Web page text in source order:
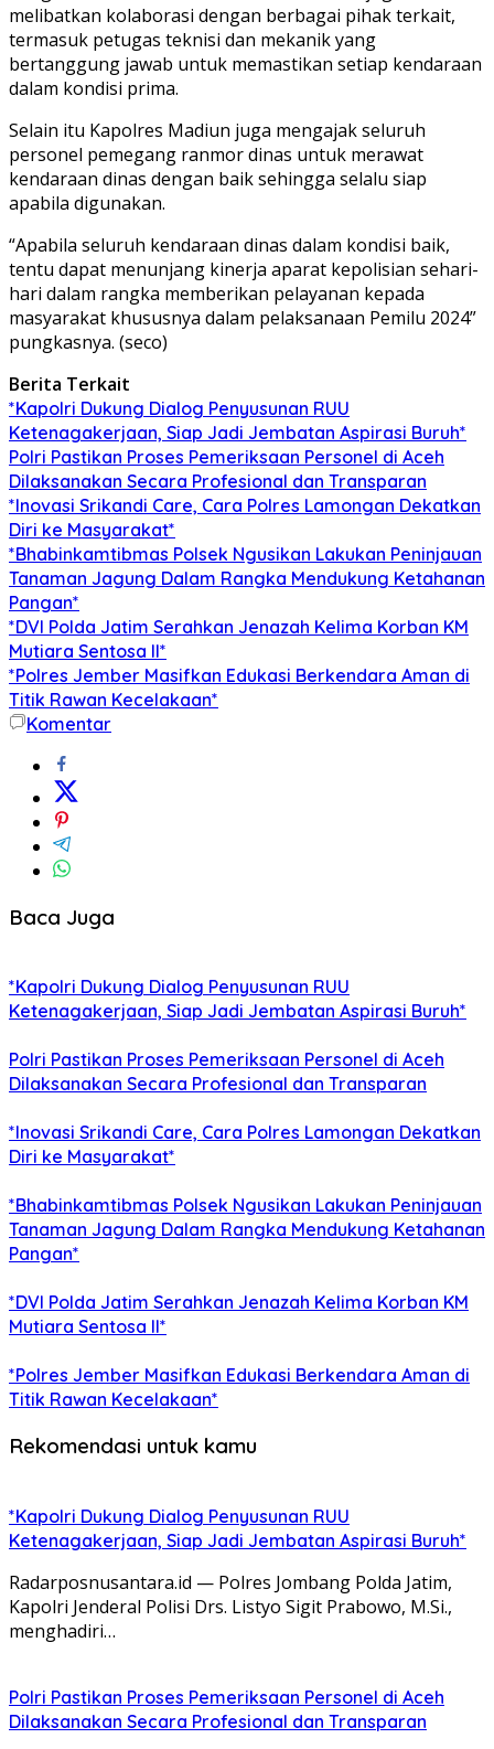
melibatkan kolaborasi dengan berbagai pihak terkait,
termasuk petugas teknisi dan mekanik yang
bertanggung jawab untuk memastikan setiap kendaraan
dalam kondisi prima.
Selain itu Kapolres Madiun juga mengajak seluruh
personel pemegang ranmor dinas untuk merawat
kendaraan dinas dengan baik sehingga selalu siap
apabila digunakan.
“Apabila seluruh kendaraan dinas dalam kondisi baik,
tentu dapat menunjang kinerja aparat kepolisian sehari-
hari dalam rangka memberikan pelayanan kepada
masyarakat khususnya dalam pelaksanaan Pemilu 2024”
pungkasnya. (seco)
Berita Terkait
*Kapolri Dukung Dialog Penyusunan RUU
Ketenagakerjaan, Siap Jadi Jembatan Aspirasi Buruh*
Polri Pastikan Proses Pemeriksaan Personel di Aceh
Dilaksanakan Secara Profesional dan Transparan
*Inovasi Srikandi Care, Cara Polres Lamongan Dekatkan
Diri ke Masyarakat*
*Bhabinkamtibmas Polsek Ngusikan Lakukan Peninjauan
Tanaman Jagung Dalam Rangka Mendukung Ketahanan
Pangan*
*DVI Polda Jatim Serahkan Jenazah Kelima Korban KM
Mutiara Sentosa II*
*Polres Jember Masifkan Edukasi Berkendara Aman di
Titik Rawan Kecelakaan*
Komentar
Baca Juga
*Kapolri Dukung Dialog Penyusunan RUU
Ketenagakerjaan, Siap Jadi Jembatan Aspirasi Buruh*
Polri Pastikan Proses Pemeriksaan Personel di Aceh
Dilaksanakan Secara Profesional dan Transparan
*Inovasi Srikandi Care, Cara Polres Lamongan Dekatkan
Diri ke Masyarakat*
*Bhabinkamtibmas Polsek Ngusikan Lakukan Peninjauan
Tanaman Jagung Dalam Rangka Mendukung Ketahanan
Pangan*
*DVI Polda Jatim Serahkan Jenazah Kelima Korban KM
Mutiara Sentosa II*
*Polres Jember Masifkan Edukasi Berkendara Aman di
Titik Rawan Kecelakaan*
Rekomendasi untuk kamu
*Kapolri Dukung Dialog Penyusunan RUU
Ketenagakerjaan, Siap Jadi Jembatan Aspirasi Buruh*
Radarposnusantara.id — Polres Jombang Polda Jatim,
Kapolri Jenderal Polisi Drs. Listyo Sigit Prabowo, M.Si.,
menghadiri…
Polri Pastikan Proses Pemeriksaan Personel di Aceh
Dilaksanakan Secara Profesional dan Transparan